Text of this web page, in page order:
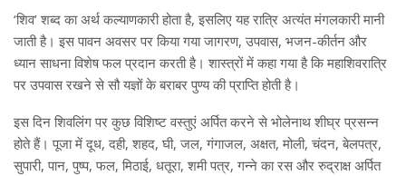
‘शिव’ शब्द का अर्थ कल्याणकारी होता है, इसलिए यह रात्रि अत्यंत मंगलकारी मानी
जाती है। इस पावन अवसर पर किया गया जागरण, उपवास, भजन-कीर्तन और
ध्यान साधना विशेष फल प्रदान करती है। शास्त्रों में कहा गया है कि महाशिवरात्रि
पर उपवास रखने से सौ यज्ञों के बराबर पुण्य की प्राप्ति होती है।
इस दिन शिवलिंग पर कुछ विशिष्ट वस्तुएं अर्पित करने से भोलेनाथ शीघ्र प्रसन्न
होते हैं। पूजा में दूध, दही, शहद, घी, जल, गंगाजल, अक्षत, मोली, चंदन, बेलपत्र,
सुपारी, पान, पुष्प, फल, मिठाई, धतूरा, शमी पत्र, गन्ने का रस और रुद्राक्ष अर्पित